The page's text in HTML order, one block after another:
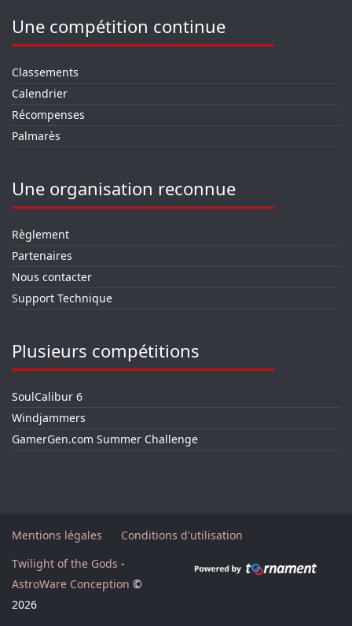
Une compétition continue
Classements
Calendrier
Récompenses
Palmarès
Une organisation reconnue
Règlement
Partenaires
Nous contacter
Support Technique
Plusieurs compétitions
SoulCalibur 6
Windjammers
GamerGen.com Summer Challenge
Mentions légales
Conditions d'utilisation
Twilight of the Gods -
AstroWare Conception ©
2026